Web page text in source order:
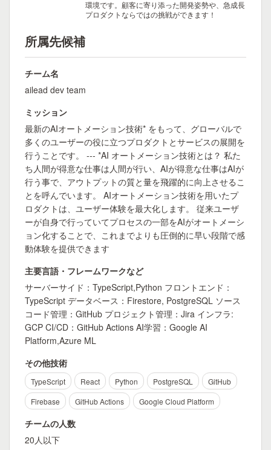
環境です。顧客に寄り添った開発姿勢や、急成長
プロダクトならではの挑戦ができます！
所属先候補
チーム名
ailead dev team
ミッション
最新のAIオートメーション技術* をもって、グローバルで
多くのユーザーの役に立つプロダクトとサービスの展開を
行うことです。 --- *AI オートメーション技術とは？ 私た
ち人間が得意な仕事は人間が行い、AIが得意な仕事はAIが
行う事で、アウトプットの質と量を飛躍的に向上させるこ
とを呼んでいます。 AIオートメーション技術を用いたプ
ロダクトは、ユーザー体験を最大化します。 従来ユーザ
ーが自身で行っていてプロセスの一部をAIがオートメーシ
ョン化することで、これまでよりも圧倒的に早い段階で感
動体験を提供できます
主要言語・フレームワークなど
サーバーサイド：TypeScript,Python フロントエンド：
TypeScript データベース：Firestore, PostgreSQL ソース
コード管理：GitHub プロジェクト管理：Jira インフラ:
GCP CI/CD：GitHub Actions AI学習：Google AI
Platform,Azure ML
その他技術
TypeScript React Python PostgreSQL
GitHub
Firebase
GitHub Actions Google Cloud Platform
チームの人数
20人以下